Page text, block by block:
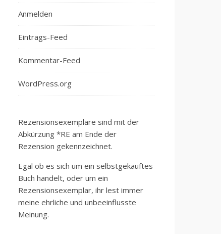
Anmelden
Eintrags-Feed
Kommentar-Feed
WordPress.org
Rezensionsexemplare sind mit der
Abkürzung *RE am Ende der
Rezension gekennzeichnet.
Egal ob es sich um ein selbstgekauftes
Buch handelt, oder um ein
Rezensionsexemplar, ihr lest immer
meine ehrliche und unbeeinflusste
Meinung.